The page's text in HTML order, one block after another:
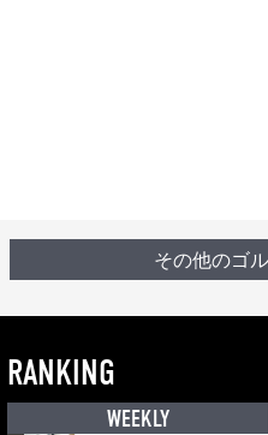
その他のゴ
RANKING
WEEKLY